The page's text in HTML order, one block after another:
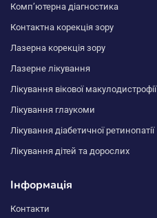
Комп’ютерна діагностика
Контактна корекція зору
Лазерна корекція зору
Лазерне лікування
Лікування вікової макулодистрофії
Лікування глаукоми
Лікування діабетичної ретинопатії
Лікування дітей та дорослих
Інформація
Контакти